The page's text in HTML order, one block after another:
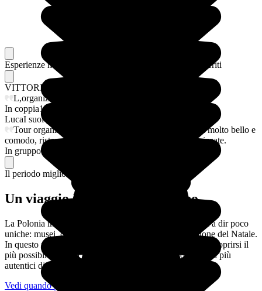
Esperienze memorabili Dai nostri viaggiatori, i loro preferiti
VITTORIO
L,organizzazione, la cordialità, la disponibilità
In coppia12/03/2026
LucaI suoi preferiti
Tour organizzato benissimo dal nostro agente , hotel molto bello e
comodo, ristoranti ottimi . Escursioni molto ben organizzate.
In gruppo12/03/2026
Il periodo migliore per partire
Un viaggio in Polonia in inverno
La Polonia in
regala a tutti i visitatori emozioni a dir poco
uniche: musei, città, edifici addobbati a festa in occasione del Natale.
In questo periodo, tutto è davvero magico e, cercando di coprirsi il
più possibile, si avrà la possibilità di scoprire uno dei volti più
autentici di questa destinazione.
Vedi quando partire